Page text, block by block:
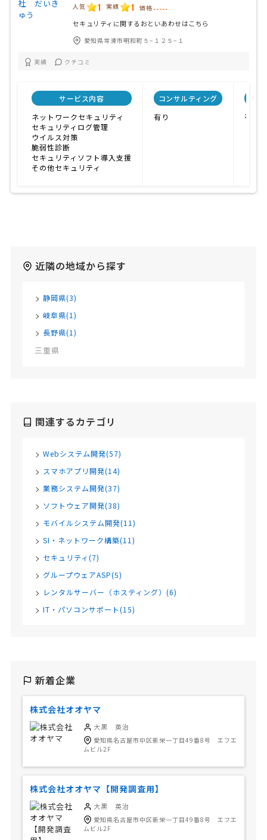
人気 1 実績 1 価格 -----
セキュリティに関するおといあわせはこちら
愛知県常滑市明和町５−１２５−１
実績 クチコミ
サービス内容
ネットワークセキュリティ
セキュリティログ管理
ウイルス対策
脆弱性診断
セキュリティソフト導入支援
その他セキュリティ
コンサルティング
有り
有り
近隣の地域から探す
静岡県(3)
岐阜県(1)
長野県(1)
三重県
関連するカテゴリ
Webシステム開発(57)
スマホアプリ開発(14)
業務システム開発(37)
ソフトウェア開発(38)
モバイルシステム開発(11)
SI・ネットワーク構築(11)
セキュリティ(7)
グループウェアASP(5)
レンタルサーバー（ホスティング）(6)
IT・パソコンサポート(15)
新着企業
株式会社オオヤマ
大黒 英治
愛知県名古屋市中区新栄一丁目49番8号 エフエ
ムビル2F
株式会社オオヤマ【開発調査用】
大黒 英治
愛知県名古屋市中区新栄一丁目49番8号 エフエ
ムビル2F